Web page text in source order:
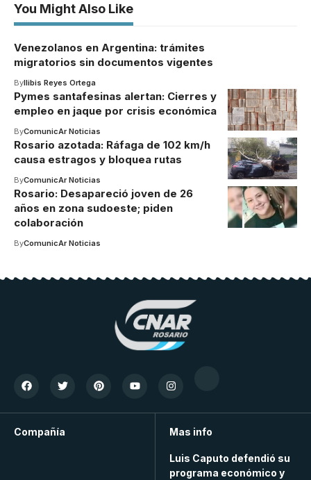
You Might Also Like
Venezolanos en Argentina: trámites
migratorios sin documentos vigentes
ByIlibis Reyes Ortega
Pymes santafesinas alertan: Cierres y
empleo en jaque por crisis económica
ByComunicAr Noticias
Rosario azotada: Ráfaga de 102 km/h
causa estragos y bloquea rutas
ByComunicAr Noticias
Rosario: Desapareció joven de 26
años en zona sudoeste; piden
colaboración
ByComunicAr Noticias
Compañía Mas info
Luis Caputo defendió su
programa económico y